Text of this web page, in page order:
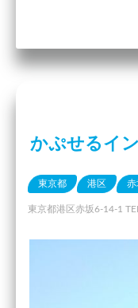
かぷせるイ
東京都 港区 赤
東京都港区赤坂6-14-1